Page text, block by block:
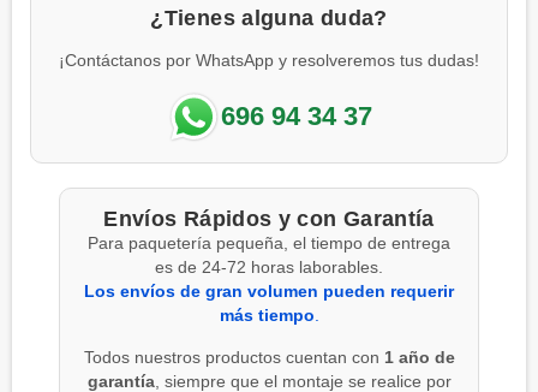
¿Tienes alguna duda?
¡Contáctanos por WhatsApp y resolveremos tus dudas!
696 94 34 37
Envíos Rápidos y con Garantía
Para paquetería pequeña, el tiempo de entrega
es de 24-72 horas laborables.
Los envíos de gran volumen pueden requerir
más tiempo
Todos nuestros productos cuentan con 1 año de
garantía, siempre que el montaje se realice por